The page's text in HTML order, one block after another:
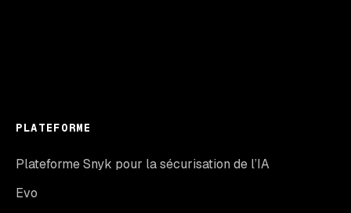
PLATEFORME
Plateforme Snyk pour la sécurisation de l’IA
Evo